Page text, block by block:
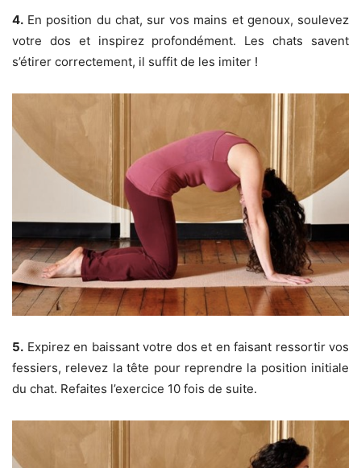
4. En position du chat, sur vos mains et genoux, soulevez
votre dos et inspirez profondément. Les chats savent
s’étirer correctement, il suffit de les imiter !
5. Expirez en baissant votre dos et en faisant ressortir vos
fessiers, relevez la tête pour reprendre la position initiale
du chat. Refaites l’exercice 10 fois de suite.